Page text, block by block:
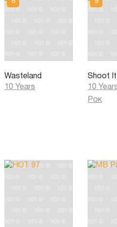
Wasteland
10 Years
Shoot It
10
Рок